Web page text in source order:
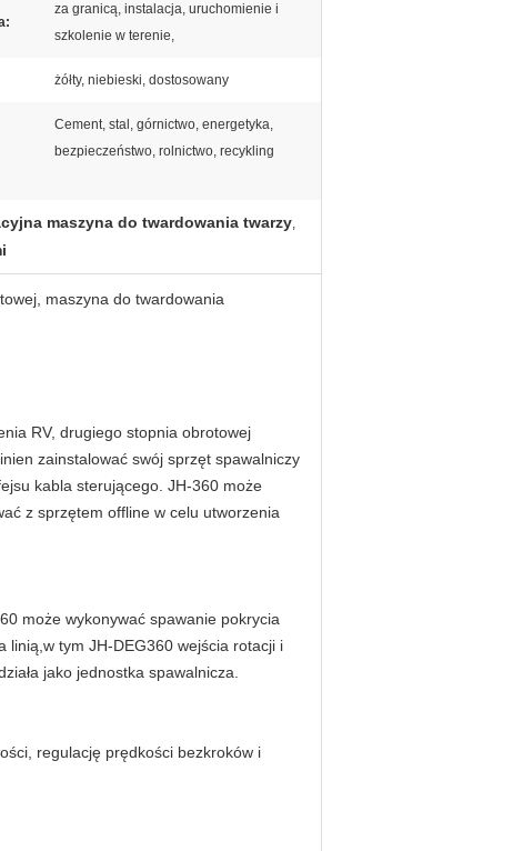
za granicą, instalacja, uruchomienie i
szkolenie w terenie,
żółty, niebieski, dostosowany
Cement, stal, górnictwo, energetyka,
bezpieczeństwo, rolnictwo, recykling
maszyna do twardowania twarzy,
maszyna do twardowania
RV, drugiego stopnia obrotowej
zainstalować swój sprzęt spawalniczy
kabla sterującego. JH-360 może
z sprzętem offline w celu utworzenia
może wykonywać spawanie pokrycia
linią,w tym JH-DEG360 wejścia rotacji i
jako jednostka spawalnicza.
regulację prędkości bezkroków i